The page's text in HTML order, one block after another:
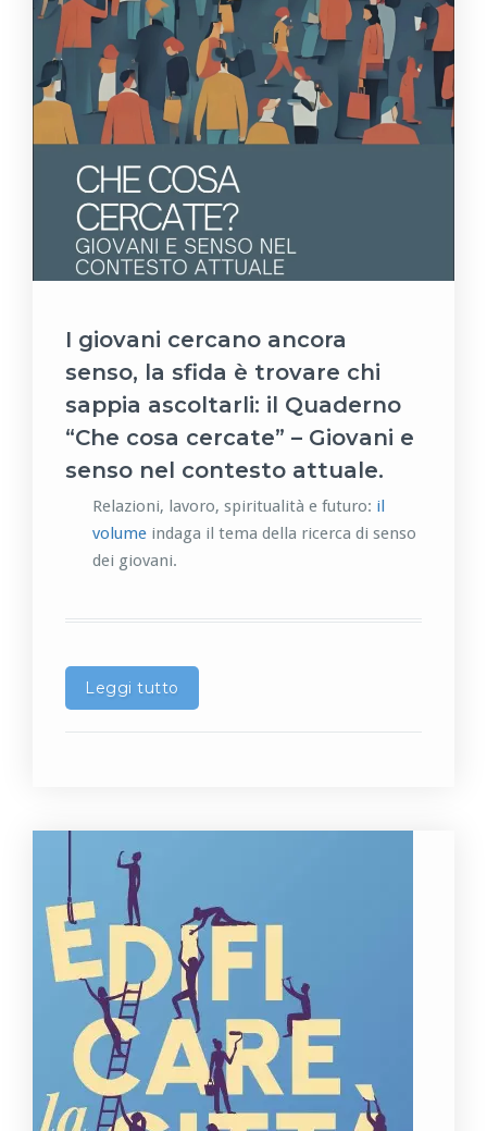
I giovani cercano ancora
senso, la sfida è trovare chi
sappia ascoltarli: il Quaderno
“Che cosa cercate” – Giovani e
senso nel contesto attuale.
Relazioni, lavoro, spiritualità e futuro: il
volume indaga il tema della ricerca di senso
dei giovani.
Leggi tutto